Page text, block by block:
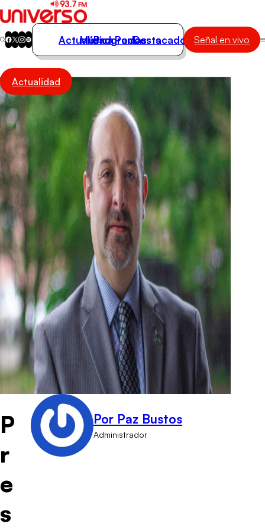
Actualidad
Música
Programas
Podcasts
Destacados
Actualidad
Música
Programas
Podcasts
Destacados Señal en vivo
Actualidad
P
r
e
s
Por Paz Bustos
Administrador